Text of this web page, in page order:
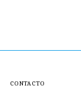
CONTACTO